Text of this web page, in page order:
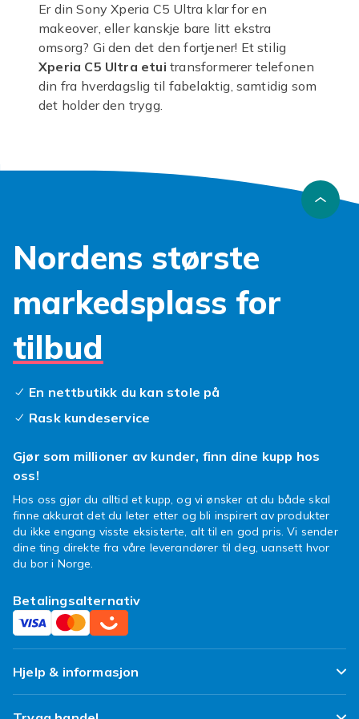
Er din Sony Xperia C5 Ultra klar for en
makeover, eller kanskje bare litt ekstra
omsorg? Gi den det den fortjener! Et stilig
Xperia C5 Ultra etui transformerer telefonen
din fra hverdagslig til fabelaktig, samtidig som
det holder den trygg.
på et hav av muligheter for å uttrykke din
unike stil. Enten du foretrekker et elegant
originale design skinne igjennom, eller et
robust etui som tåler en trøkk, har vi noe som
designet for optimal passform og enkel tilgang
til alle porter og knapper, uten å
kompromittere funksjonaliteten.
Et velvalgt
bare beskyttelse mot riper og fall; det
støt og hindre skade fra daglig bruk. Tenk deg
uansett hvor eventyret fører deg. Fra
mønstre, finner du garantert etXperia C5
Ultra dekselsom matcher din personlighet og
livsstil. La din mobil skille seg ut fra mengden.
Så, hvorfor vente? Gi din Sony Xperia C5 Ultra
spennende utvalg av etuier og finn din favoritt
i dag. Din telefon vil takke deg og se
Nordens største
markedsplass for
tilbud
En nettbutikk du kan stole på
Rask kundeservice
Gjør som millioner av kunder, finn dine kupp hos
oss!
Hos oss gjør du alltid et kupp, og vi ønsker at du både skal
finne akkurat det du leter etter og bli inspirert av produkter
du ikke engang visste eksisterte, alt til en god pris. Vi sender
dine ting direkte fra våre leverandører til deg, uansett hvor
du bor i Norge.
Betalingsalternativ
Hjelp & informasjon
Ofte stilte spørsmål